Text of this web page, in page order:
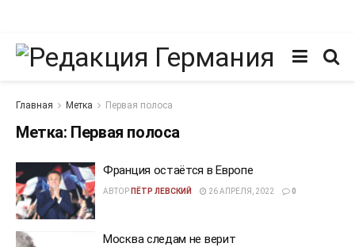
Главная Метка Первая полоса
Метка: Первая полоса
Франция остаётся в Европе
АВТОР ПЁТР ЛЕВСКИЙ 26 АПРЕЛЯ, 2022 0
Москва следам не верит